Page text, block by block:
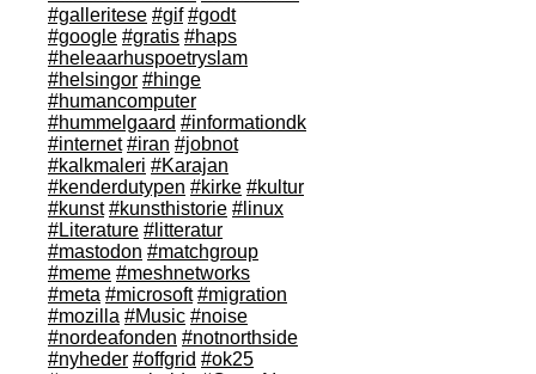
#galleritese #gif #godt
#google #gratis #haps
#heleaarhuspoetryslam
#helsingor #hinge
#humancomputer
#hummelgaard #informationdk
#internet #iran #jobnot
#kalkmaleri #Karajan
#kenderdutypen #kirke #kultur
#kunst #kunsthistorie #linux
#Literature #litteratur
#mastodon #matchgroup
#meme #meshnetworks
#meta #microsoft #migration
#mozilla #Music #noise
#nordeafonden #notnorthside
#nyheder #offgrid #ok25